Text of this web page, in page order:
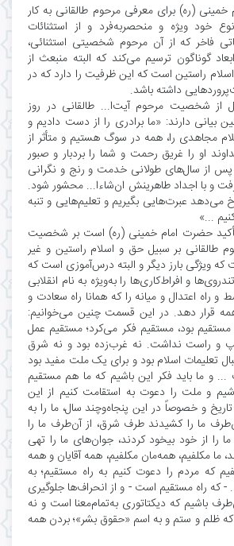
خمینی (ره) برای معرفی مرحوم طالقانی به کار
خود ویژه و منحصربه‌فرد و از استثنائات
فاخر که از آن مرحوم شخصیتی استثنائی،
گوناگون ترسیم می‌کند که البته منبعث از
راستین است که این ظرفیت را دارد که در
داشته باشد.
از شخصیت مرحوم آیت‌ا... طالقانی در روز
بیانی دارند: «ما برادری را از دست دادیم و
مجاهدی را، همه در سوگ هستیم و متأثر از
او را غریق رحمت و شما را بردبار و صبور
پس از سال‌های طولانی خدمت و رنج و نگرانی
و با اجداد طاهرینش ان‌شاءا... محشور شود.
می‌دهد عبرت‌هایی بگیریم و تعلیم‌هایی و تنبه
...»
حضرت امام خمینی (ره) است بر شخصیت
طالقانی بر سبیل حق و اسلام راستین و غیر
ویژگی بارز دیگر و البته درس‌آموزی است که
و افراط‌کاری‌ها را به‌ویژه به نام انقلابی
راه اعتدال و میانه را که همانا راه سعادت و
قرار دهد. در این قسمت چنین می‌خوانیم:
مستقیم بود، مستقیم فکر می‌کرد؛ مستقیم عمل
و راست نداشت. نه غرب‌زده بود و نه شرق
تعلیمات اسلام بود و برای یک ملت مفید بود
و ما باید فکر این باشیم که ما هم مستقیم
و ملت را دعوت به استقامت کنیم از این
و خصوصاً در این پنجاه‌وچند سال، ما را به
ما را کشیدند طرف شرق، از آن‌طرف ما را
از خود بیخود کردند، جوان‌های ما را تهی
ما مکلفیم، همه‌مان مکلفیم، همه آقایان و همه
که مردم را دعوت کنیم به راه مستقیم؛ به
- که راه مستقیم است - و از انحراف‌ها جلوگیری
باشیم که دیکتاتوری به‌تمام‌معنا است و نه
ظلم و ستم و به اسم «حقوق بشر»؛ بردن همه